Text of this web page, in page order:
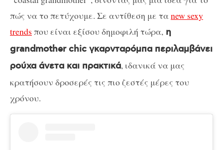
πώς να το πετύχουμε. Σε αντίθεση με ταnew sexy
trends που είναι εξίσου δημοφιλή τώρα, η
grandmother chic γκαρνταρόμπα περιλαμβάνει
ρούχα άνετα και πρακτικά, ιδανικά να μας
κρατήσουν δροσερές τις πιο ζεστές μέρες του
χρόνου.